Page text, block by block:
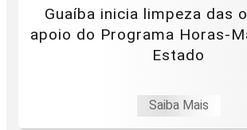
Guaíba inicia limpeza das
apoio do Programa Horas-
Estado
Saiba Mais